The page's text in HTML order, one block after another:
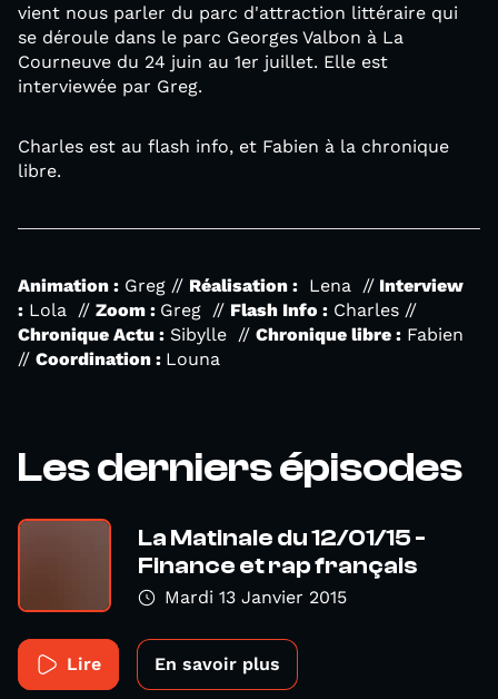
vient nous parler du parc d'attraction littéraire qui
se déroule dans le parc Georges Valbon à La
Courneuve du 24 juin au 1er juillet. Elle est
interviewée par Greg.
Charles est au flash info, et Fabien à la chronique
libre.
Animation : Greg // Réalisation : Lena // Interview
: Lola // Zoom : Greg // Flash Info : Charles //
Chronique Actu : Sibylle // Chronique libre : Fabien
// Coordination : Louna
Les derniers épisodes
La Matinale du 12/01/15 -
Finance et rap français
Mardi 13 Janvier 2015
Lire En savoir plus